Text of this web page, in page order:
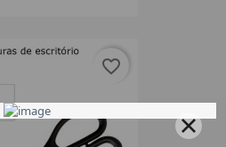
favorite_border